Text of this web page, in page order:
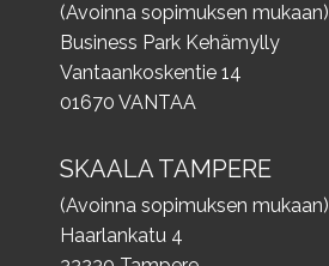
(Avoinna sopimuksen mukaan)
Business Park Kehämylly
Vantaankoskentie 14
01670 VANTAA
SKAALA TAMPERE
(Avoinna sopimuksen mukaan)
Haarlankatu 4